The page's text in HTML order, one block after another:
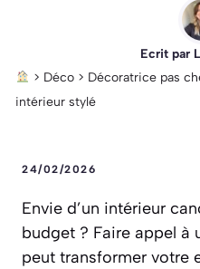
Ecrit par
> Déco> Décoratrice pas
intérieur stylé
24/02/2026
Envie d’un intérieur
budget ? Faire appel à
peut transformer votre